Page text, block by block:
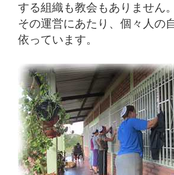
する組織も教会もありません
その運営にあたり、個々人の
依っています。